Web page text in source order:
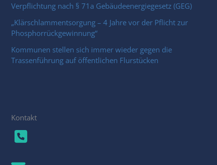
Verpflichtung nach § 71a Gebäudeenergiegesetz (GEG)
„Klärschlammentsorgung – 4 Jahre vor der Pflicht zur
Phosphorrückgewinnung“
Kommunen stellen sich immer wieder gegen die
Trassenführung auf öffentlichen Flurstücken
Kontakt